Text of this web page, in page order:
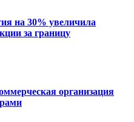
на 30% увеличила
за границу
организация